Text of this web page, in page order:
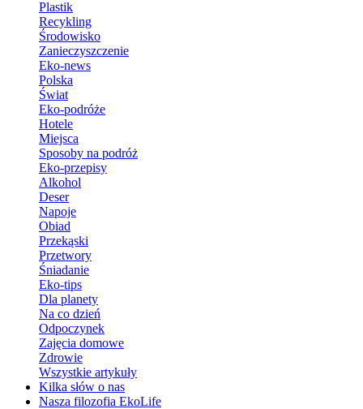
Plastik
Recykling
Środowisko
Zanieczyszczenie
Eko-news
Polska
Świat
Eko-podróże
Hotele
Miejsca
Sposoby na podróż
Eko-przepisy
Alkohol
Deser
Napoje
Obiad
Przekąski
Przetwory
Śniadanie
Eko-tips
Dla planety
Na co dzień
Odpoczynek
Zajęcia domowe
Zdrowie
Wszystkie artykuły
Kilka słów o nas
Nasza filozofia EkoLife